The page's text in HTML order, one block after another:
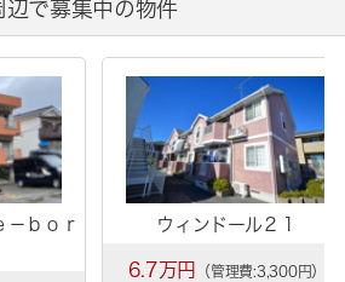
辺で募集中の物件
－ｂｏｒ
ウィンドール２１
6.7万円 （管理費:3,300円）